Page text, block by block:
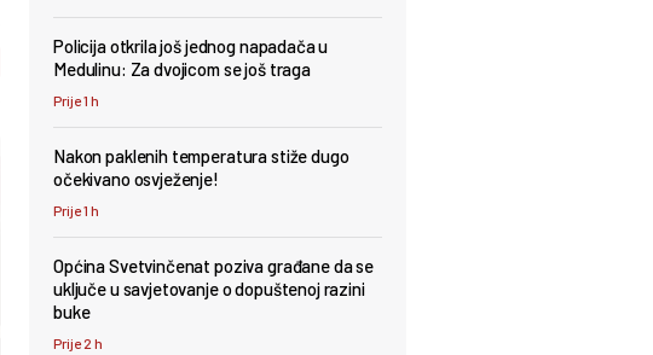
Policija otkrila još jednog napadača u
Medulinu: Za dvojicom se još traga
Prije 1 h
Nakon paklenih temperatura stiže dugo
očekivano osvježenje!
Prije 1 h
Općina Svetvinčenat poziva građane da se
uključe u savjetovanje o dopuštenoj razini
buke
Prije 2 h